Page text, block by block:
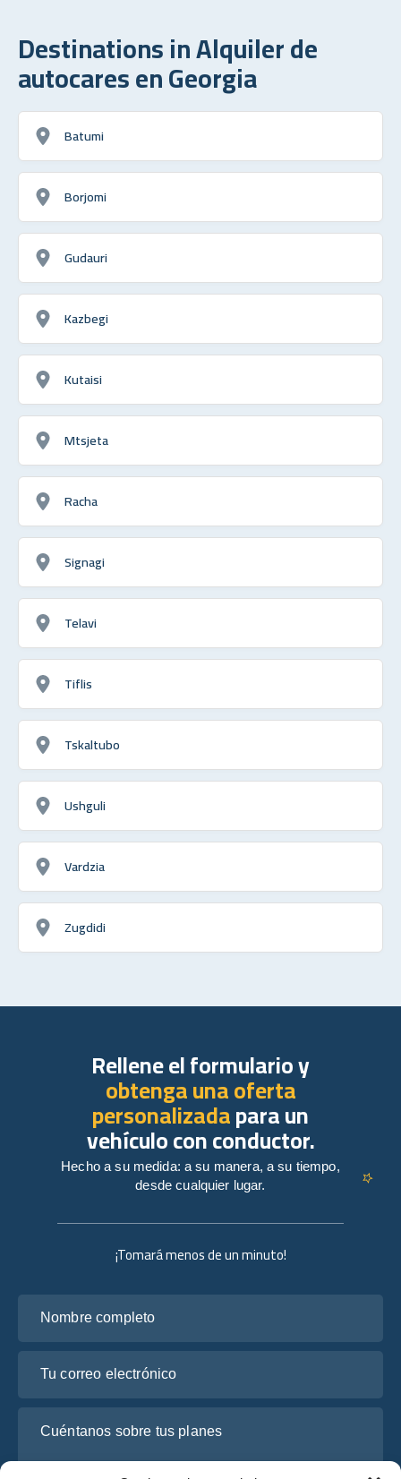
Destinations in Alquiler de
autocares en Georgia
Batumi
Borjomi
Gudauri
Kazbegi
Kutaisi
Mtsjeta
Racha
Signagi
Telavi
Tiflis
Tskaltubo
Ushguli
Vardzia
Zugdidi
¡Tomará menos de un minuto!
Rellene el formulario y
obtenga una oferta
personalizadapara un
vehículo con conductor.
Hecho a su medida: a su manera, a su tiempo,
desde cualquier lugar.